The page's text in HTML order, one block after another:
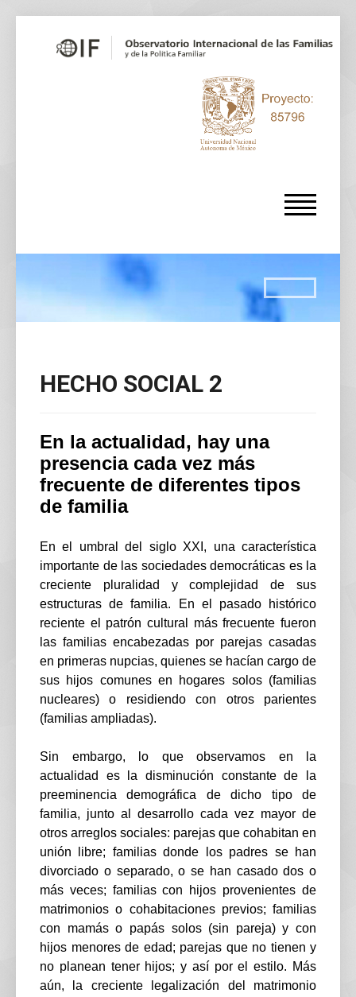
HECHO SOCIAL 2
En la actualidad, hay una
presencia cada vez más
frecuente de diferentes tipos
de familia
En el umbral del siglo XXI, una característica
importante de las sociedades democráticas es la
creciente pluralidad y complejidad de sus
estructuras de familia. En el pasado histórico
reciente el patrón cultural más frecuente fueron
las familias encabezadas por parejas casadas
en primeras nupcias, quienes se hacían cargo de
sus hijos comunes en hogares solos (familias
nucleares) o residiendo con otros parientes
(familias ampliadas).
Sin embargo, lo que observamos en la
actualidad es la disminución constante de la
preeminencia demográfica de dicho tipo de
familia, junto al desarrollo cada vez mayor de
otros arreglos sociales: parejas que cohabitan en
unión libre; familias donde los padres se han
divorciado o separado, o se han casado dos o
más veces; familias con hijos provenientes de
matrimonios o cohabitaciones previos; familias
con mamás o papás solos (sin pareja) y con
hijos menores de edad; parejas que no tienen y
no planean tener hijos; y así por el estilo. Más
aún, la creciente legalización del matrimonio